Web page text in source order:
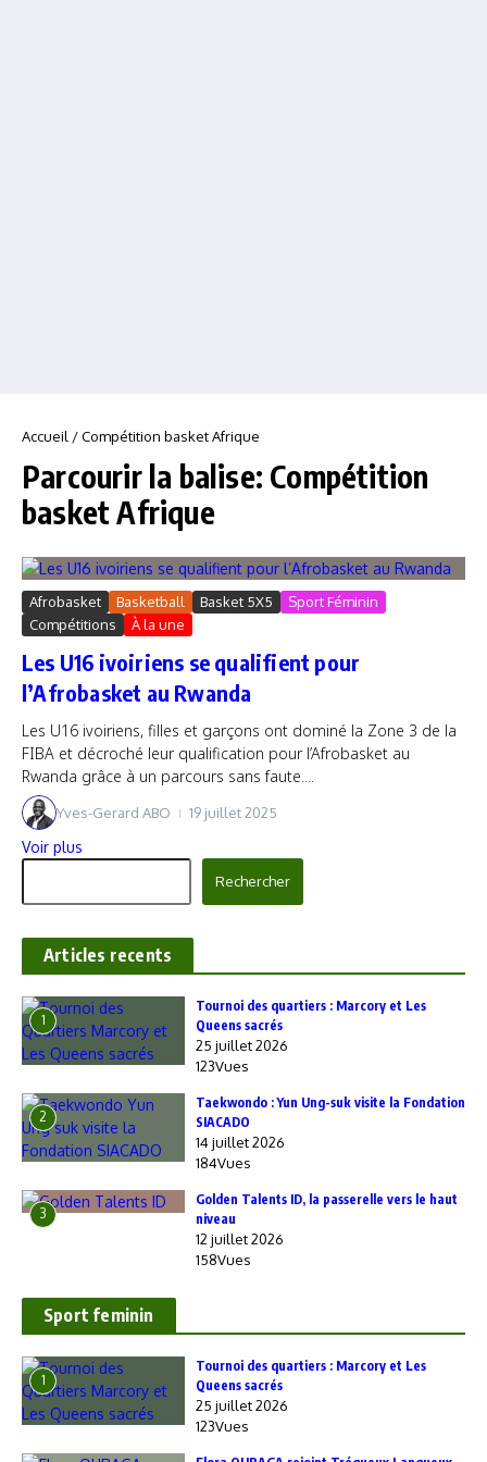
Accueil /Compétition basket Afrique
Parcourir la balise: Compétition
basket Afrique
Afrobasket Basketball Basket 5X5
Sport Féminin
Compétitions
À la une
Les U16 ivoiriens se qualifient pour
l’Afrobasket au Rwanda
Les U16 ivoiriens, filles et garçons ont dominé la Zone 3 de la
FIBA et décroché leur qualification pour l’Afrobasket au
Rwanda grâce à un parcours sans faute....
Yves-Gerard ABO 19 juillet 2025
Voir plus
Rechercher
Articles recents
1
‎Tournoi des quartiers : Marcory et Les
Queens sacrés
25 juillet 2026
123Vues
2
Taekwondo : Yun Ung-suk visite la Fondation
SIACADO
14 juillet 2026
184Vues
3
Golden Talents ID, la passerelle vers le haut
niveau
12 juillet 2026
158Vues
Sport feminin
1
‎Tournoi des quartiers : Marcory et Les
Queens sacrés
25 juillet 2026
123Vues